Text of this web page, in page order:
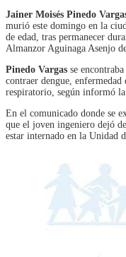
Jainer Moisés Pinedo
murió este domingo en la
de edad, tras permanecer
Almanzor Aguinaga Asenjo
Pinedo Vargas se
contraer dengue,
respiratorio, según informó la
En el comunicado donde se
que el joven ingeniero dejó
estar internado en la Unidad